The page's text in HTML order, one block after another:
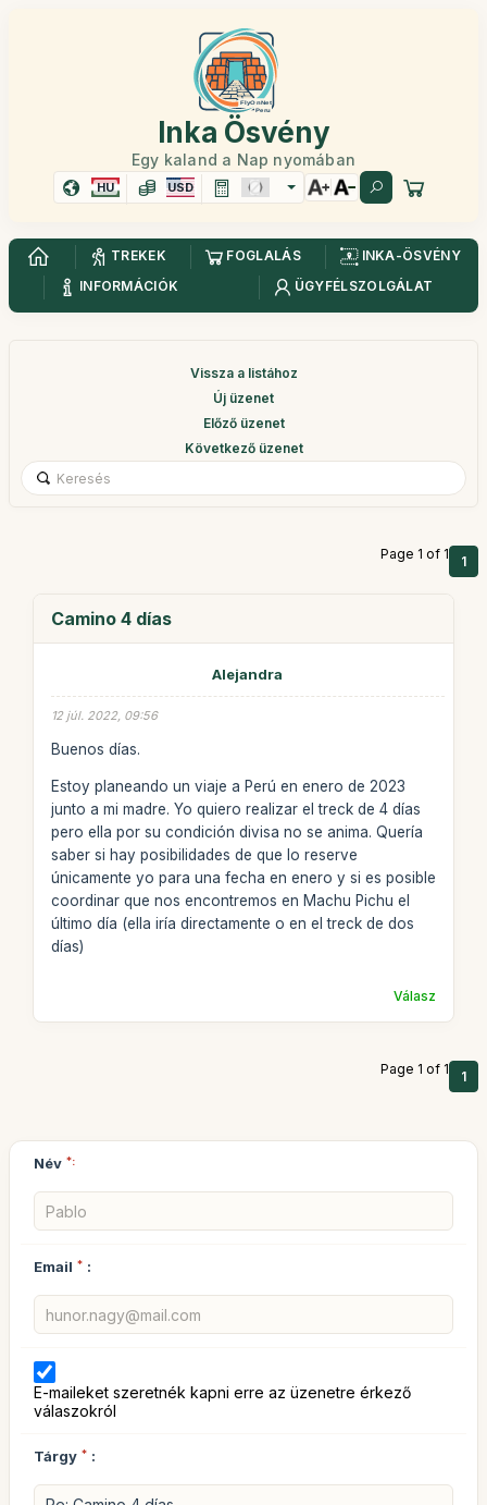
Inka Ösvény
Egy kaland a Nap nyomában
HU USD
TREKEK FOGLALÁS
INKA-ÖSVÉNY
INFORMÁCIÓK
ÜGYFÉLSZOLGÁLAT
Vissza a listához
Új üzenet
Előző üzenet
Következő üzenet
Page 1 of 1 1
Camino 4 días
Alejandra
12 júl. 2022, 09:56
Buenos días.
Estoy planeando un viaje a Perú en enero de 2023
junto a mi madre. Yo quiero realizar el treck de 4 días
pero ella por su condición divisa no se anima. Quería
saber si hay posibilidades de que lo reserve
únicamente yo para una fecha en enero y si es posible
coordinar que nos encontremos en Machu Pichu el
último día (ella iría directamente o en el treck de dos
días)
Válasz
Page 1 of 1 1
Név *:
Email * :
E-maileket szeretnék kapni erre az üzenetre érkező
válaszokról
Tárgy * :